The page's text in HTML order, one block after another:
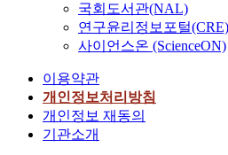
국회도서관(NAL)
연구윤리정보포털(CRE)
사이언스온 (ScienceON)
이용약관
개인정보처리방침
개인정보 재동의
기관소개